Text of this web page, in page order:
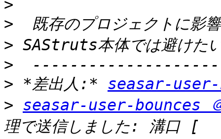
>
>
>
>
> *差出人:* seasar-
> seasar-user-bounces